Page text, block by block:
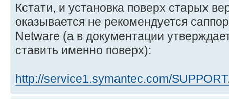
Кстати, и установка поверх старых
оказывается не рекомендуется
Netware (а в документации
ставить именно поверх):
http://service1.symantec.com/